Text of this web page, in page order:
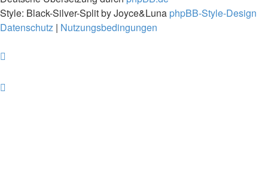
Style: Black-Silver-Split by Joyce&Luna phpBB-Style-Design
Datenschutz | Nutzungsbedingungen